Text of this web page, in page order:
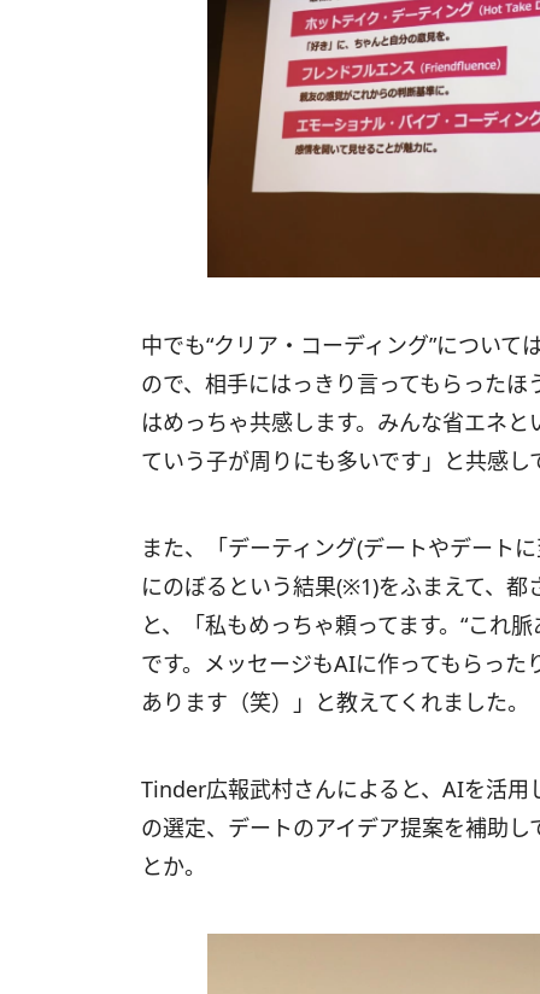
中でも“クリア・コーディング”につい
ので、相手にはっきり言ってもらった
はめっちゃ共感します。みんな省エネ
ていう子が周りにも多いです」と共感し
また、「デーティング(デートやデート
にのぼるという結果(※1)をふまえて、
と、「私もめっちゃ頼ってます。“これ
です。メッセージもAIに作ってもらっ
あります（笑）」と教えてくれました。
Tinder広報武村さんによると、AIを活
の選定、デートのアイデア提案を補助
とか。